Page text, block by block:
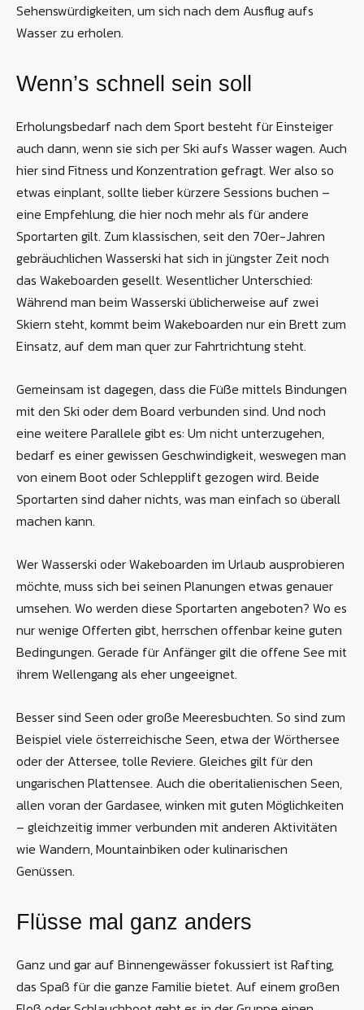
Sehenswürdigkeiten, um sich nach dem Ausflug aufs
Wasser zu erholen.
Wenn’s schnell sein soll
Erholungsbedarf nach dem Sport besteht für Einsteiger
auch dann, wenn sie sich per Ski aufs Wasser wagen. Auch
hier sind Fitness und Konzentration gefragt. Wer also so
etwas einplant, sollte lieber kürzere Sessions buchen –
eine Empfehlung, die hier noch mehr als für andere
Sportarten gilt. Zum klassischen, seit den 70er-Jahren
gebräuchlichen Wasserski hat sich in jüngster Zeit noch
das Wakeboarden gesellt. Wesentlicher Unterschied:
Während man beim Wasserski üblicherweise auf zwei
Skiern steht, kommt beim Wakeboarden nur ein Brett zum
Einsatz, auf dem man quer zur Fahrtrichtung steht.
Gemeinsam ist dagegen, dass die Füße mittels Bindungen
mit den Ski oder dem Board verbunden sind. Und noch
eine weitere Parallele gibt es: Um nicht unterzugehen,
bedarf es einer gewissen Geschwindigkeit, weswegen man
von einem Boot oder Schlepplift gezogen wird. Beide
Sportarten sind daher nichts, was man einfach so überall
machen kann.
Wer Wasserski oder Wakeboarden im Urlaub ausprobieren
möchte, muss sich bei seinen Planungen etwas genauer
umsehen. Wo werden diese Sportarten angeboten? Wo es
nur wenige Offerten gibt, herrschen offenbar keine guten
Bedingungen. Gerade für Anfänger gilt die offene See mit
ihrem Wellengang als eher ungeeignet.
Besser sind Seen oder große Meeresbuchten. So sind zum
Beispiel viele österreichische Seen, ­etwa der Wörthersee
oder der Attersee, tolle Reviere. Gleiches gilt für den
ungarischen Plattensee. Auch die oberitalienischen Seen,
allen voran der Gardasee, winken mit guten Möglichkeiten
– gleichzeitig immer verbunden mit anderen Aktivitäten
wie Wandern, Mountainbiken oder kulinarischen
Genüssen.
Flüsse mal ganz anders
Ganz und gar auf Binnengewässer fokussiert ist Rafting,
das Spaß für die ganze Familie bietet. Auf einem großen